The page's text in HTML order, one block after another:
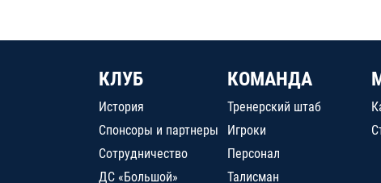
КЛУБ
История
Спонсоры и партнеры
Сотрудничество
ДС «Большой»
КОМАНДА
Тренерский штаб
Игроки
Персонал
Талисман